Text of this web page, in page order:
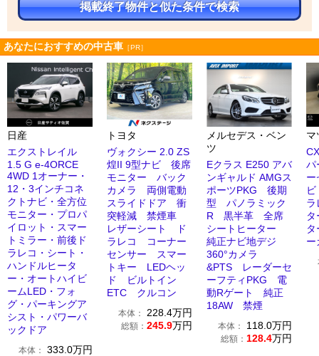
掲載終了物件と似た条件で検索
あなたにおすすめの中古車 ［PR］
日産
エクストレイル
1.5 G e-4ORCE
4WD 1オーナー・
12・3インチコネ
クトナビ・全方位
モニター・プロパ
イロット・スマー
トミラー・前後ド
ラレコ・シート・
ハンドルヒータ
ー・オートハイビ
ームLED・フォ
グ・パーキングア
シスト・パワーバ
ックドア
本体： 333.0万円
トヨタ
ヴォクシー 2.0 ZS
煌II 9型ナビ 後席
モニター バック
カメラ 両側電動
スライドドア 衝
突軽減 禁煙車
レザーシート ド
ラレコ コーナー
センサー スマー
トキー LEDヘッ
ド ビルトイン
ETC クルコン
本体： 228.4万円
総額： 245.9万円
メルセデス・ベン
ツ
Eクラス E250 アバ
ンギャルド AMGス
ポーツPKG 後期
型 パノラミック
R 黒半革 全席
シートヒーター
純正ナビ地デジ
360°カメラ
&PTS レーダーセ
ーフティPKG 電
動Rゲート 純正
18AW 禁煙
本体： 118.0万円
総額： 128.4万円
マ
パ
ー
ー